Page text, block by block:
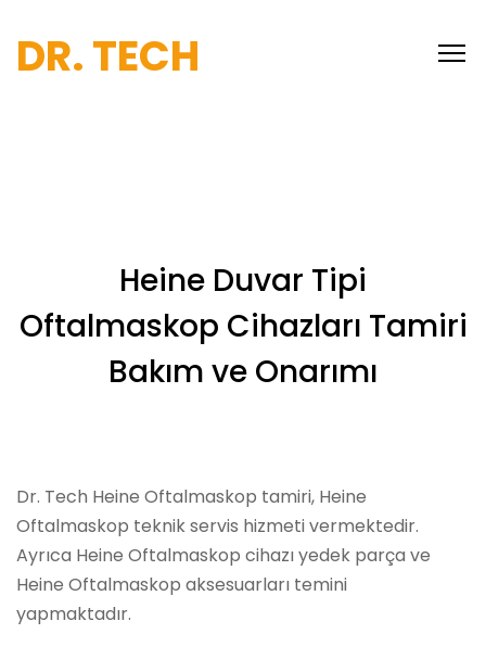
DR. TECH
Heine Duvar Tipi
Oftalmaskop Cihazları Tamiri
Bakım ve Onarımı
Dr. Tech Heine Oftalmaskop tamiri, Heine
Oftalmaskop teknik servis hizmeti vermektedir.
Ayrıca Heine Oftalmaskop cihazı yedek parça ve
Heine Oftalmaskop aksesuarları temini
yapmaktadır.